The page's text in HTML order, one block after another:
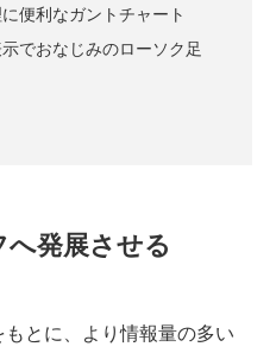
便利なガントチャート
でおなじみのローソク足
発展させる
とに、より情報量の多い